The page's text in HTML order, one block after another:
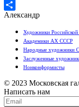
Viber
Отправить
Александр
Художники
Академики АХ СССР
Народные художники
Заслуженные
Нонконформисты
© 2023 Московская
Написать нам